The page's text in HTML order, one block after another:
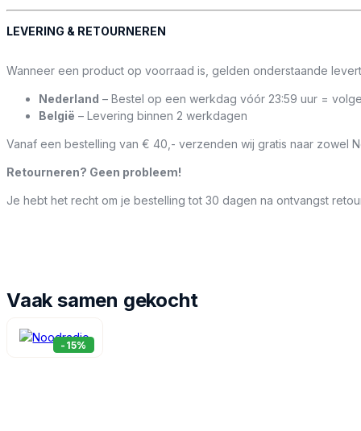
LEVERING & RETOURNEREN
Wanneer een product op voorraad is, gelden onderstaande
Nederland – Bestel op een werkdag vóór 23:59 uur =
België – Levering binnen 2 werkdagen
Vanaf een bestelling van € 40,- verzenden wij gratis naar zowel
Retourneren? Geen probleem!
Je hebt het recht om je bestelling tot 30 dagen na ontvangst
Vaak samen gekocht
-15%